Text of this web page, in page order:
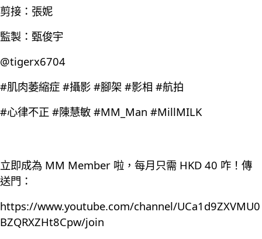
剪接：張妮
監製：甄俊宇
@tigerx6704
#肌肉萎縮症 #攝影 #腳架 #影相 #航拍
#心律不正 #陳慧敏 #MM_Man #MillMILK
立即成為 MM Member 啦，每月只需 HKD 40 咋！傳
送門：
https://www.youtube.com/channel/UCa1d9ZXVMU0
BZQRXZHt8Cpw/join